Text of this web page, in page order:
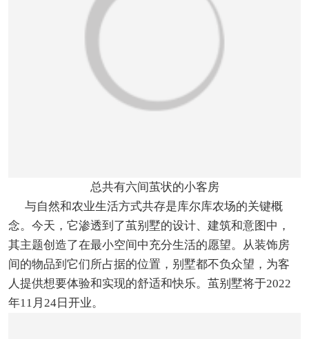
总共有六间茧状的小客房
与自然和农业生活方式共存是库尔库农场的关键概
念。今天，它渗透到了茧别墅的设计、建筑和意图中，
其主题创造了在最小空间中充分生活的愿望。从装饰房
间的物品到它们所占据的位置，别墅都不负众望，为客
人提供想要体验和实现的舒适和快乐。茧别墅将于2022
年11月24日开业。